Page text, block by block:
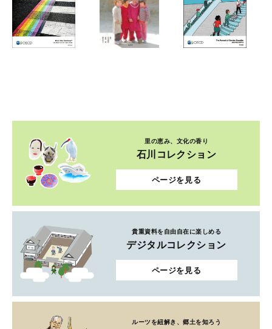
里の恵み、文化の香り
石川コレクション
ページを見る
貴重資料を自由自在に楽しめる
デジタルコレクション
ページを見る
ルーツを紐解き、郷土を知ろう